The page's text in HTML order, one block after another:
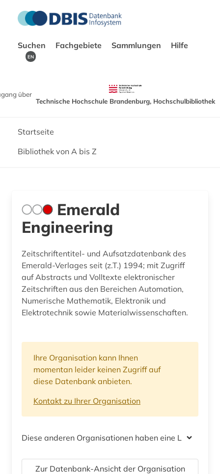
Suchen Fachgebiete Sammlungen Hilfe
EN
über
Technische Hochschule Brandenburg, Hochschulbibliothek
Startseite
Bibliothek von A bis Z
Emerald
Engineering
Zeitschriftentitel- und Aufsatzdatenbank des
Emerald-Verlages seit (z.T.) 1994; mit Zugriff
auf Abstracts und Volltexte elektronischer
Zeitschriften aus den Bereichen Automation,
Numerische Mathematik, Elektronik und
Elektrotechnik sowie Materialwissenschaften.
Ihre Organisation kann Ihnen
momentan leider keinen Zugriff auf
diese Datenbank anbieten.
Kontakt zu Ihrer Organisation
Diese anderen Organisationen haben eine Lizenz
Zur Datenbank-Ansicht der Organisation